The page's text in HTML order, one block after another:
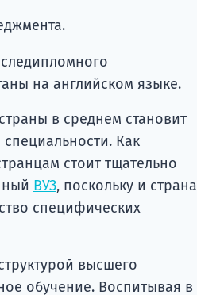
на английском языке.
в среднем становит
Как
стоит тщательно
ВУЗ, поскольку и страна
специфических
высшего
обучение. Воспитывая в